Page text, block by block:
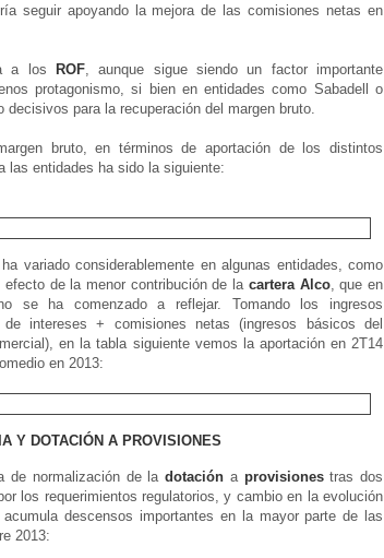
seguir apoyando la mejora de las comisiones netas en
a los ROF, aunque sigue siendo un factor importante
protagonismo, si bien en entidades como Sabadell o
decisivos para la recuperación del margen bruto.
bruto, en términos de aportación de los distintos
las entidades ha sido la siguiente:
variado considerablemente en algunas entidades, como
efecto de la menor contribución de la cartera Alco, que en
se ha comenzado a reflejar. Tomando los ingresos
de intereses + comisiones netas (ingresos básicos del
en la tabla siguiente vemos la aportación en 2T14
en 2013:
Y DOTACIÓN A PROVISIONES
de normalización de la dotación a provisionestras dos
los requerimientos regulatorios, y cambio en la evolución
descensos importantes en la mayor parte de las
2013: